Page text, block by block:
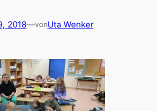
2018—vonUta Wenker